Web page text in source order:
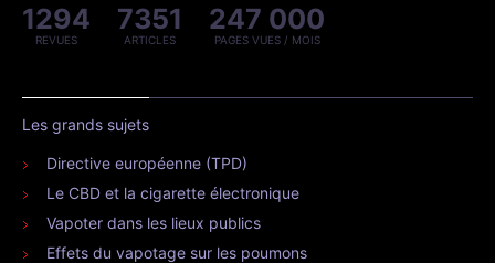
1294
REVUES
7351
ARTICLES
247 000
PAGES VUES / MOIS
Les grands sujets
Directive européenne (TPD)
Le CBD et la cigarette électronique
Vapoter dans les lieux publics
Effets du vapotage sur les poumons